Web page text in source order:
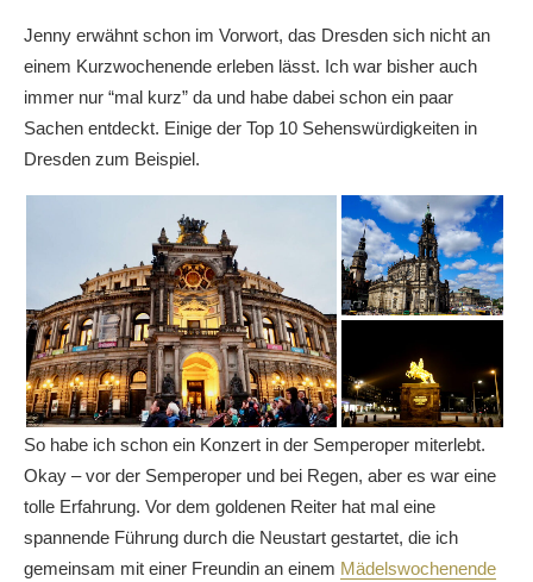
Jenny erwähnt schon im Vorwort, das Dresden sich nicht an
einem Kurzwochenende erleben lässt. Ich war bisher auch
immer nur “mal kurz” da und habe dabei schon ein paar
Sachen entdeckt. Einige der Top 10 Sehenswürdigkeiten in
Dresden zum Beispiel.
So habe ich schon ein Konzert in der Semperoper miterlebt.
Okay – vor der Semperoper und bei Regen, aber es war eine
tolle Erfahrung. Vor dem goldenen Reiter hat mal eine
spannende Führung durch die Neustart gestartet, die ich
gemeinsam mit einer Freundin an einem Mädelswochenende